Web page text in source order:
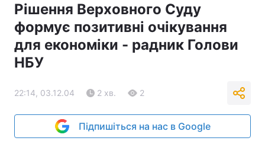
Рішення Верховного Суду
формує позитивні очікування
для економіки - радник Голови
НБУ
22:14, 03.12.04 2 хв. 2
Підпишіться на нас в Google